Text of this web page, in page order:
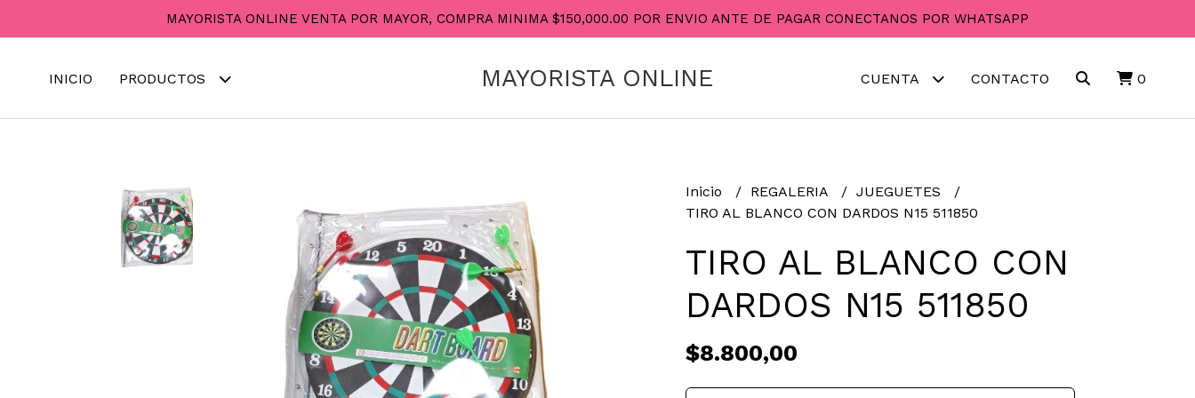
MAYORISTA ONLINE VENTA POR MAYOR, COMPRA MINIMA $150,000.00 POR ENVIO ANTE DE PAGAR CONECTANOS POR WHATSAPP
INICIO PRODUCTOS MAYORISTA ONLINE CUENTA CONTACTO 0
Inicio REGALERIA
JUEGUETES
TIRO AL BLANCO CON DARDOS N15 511850
TIRO AL BLANCO CON
DARDOS N15 511850
$8.800,00